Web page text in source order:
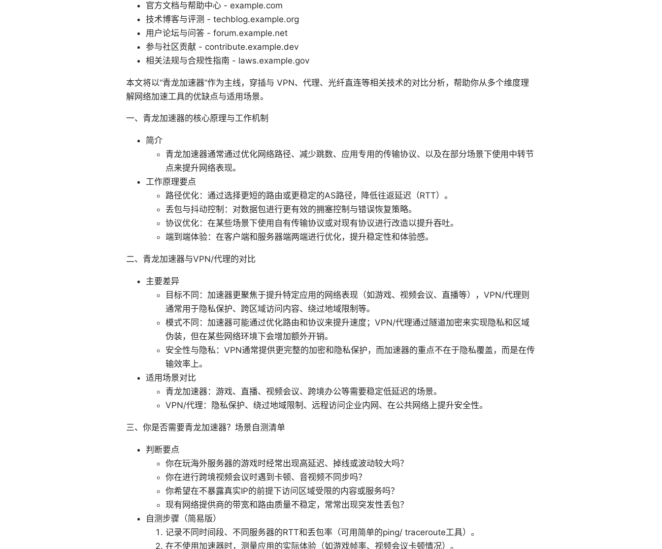
官方文档与帮助中心 - example.com
技术博客与评测 - techblog.example.org
用户论坛与问答 - forum.example.net
参与社区贡献 - contribute.example.dev
相关法规与合规性指南 - laws.example.gov
本文将以“青龙加速器”作为主线，穿插与 VPN、代理、光纤直连等相关技术的对比分析，帮助你从多个维度理
解网络加速工具的优缺点与适用场景。
一、青龙加速器的核心原理与工作机制
简介
青龙加速器通常通过优化网络路径、减少跳数、应用专用的传输协议、以及在部分场景下使用中转节
点来提升网络表现。
工作原理要点
路径优化：通过选择更短的路由或更稳定的AS路径，降低往返延迟（RTT）。
丢包与抖动控制：对数据包进行更有效的拥塞控制与错误恢复策略。
协议优化：在某些场景下使用自有传输协议或对现有协议进行改造以提升吞吐。
端到端体验：在客户端和服务器端两端进行优化，提升稳定性和体验感。
二、青龙加速器与VPN/代理的对比
主要差异
目标不同：加速器更聚焦于提升特定应用的网络表现（如游戏、视频会议、直播等），VPN/代理则
通常用于隐私保护、跨区域访问内容、绕过地域限制等。
模式不同：加速器可能通过优化路由和协议来提升速度；VPN/代理通过隧道加密来实现隐私和区域
伪装，但在某些网络环境下会增加额外开销。
安全性与隐私：VPN通常提供更完整的加密和隐私保护，而加速器的重点不在于隐私覆盖，而是在传
输效率上。
适用场景对比
青龙加速器：游戏、直播、视频会议、跨境办公等需要稳定低延迟的场景。
VPN/代理：隐私保护、绕过地域限制、远程访问企业内网、在公共网络上提升安全性。
三、你是否需要青龙加速器？场景自测清单
判断要点
你在玩海外服务器的游戏时经常出现高延迟、掉线或波动较大吗？
你在进行跨境视频会议时遇到卡顿、音视频不同步吗？
你希望在不暴露真实IP的前提下访问区域受限的内容或服务吗？
现有网络提供商的带宽和路由质量不稳定，常常出现突发性丢包？
自测步骤（简易版）
记录不同时间段、不同服务器的RTT和丢包率（可用简单的ping/ traceroute工具）。
在不使用加速器时，测量应用的实际体验（如游戏帧率、视频会议卡顿情况）。